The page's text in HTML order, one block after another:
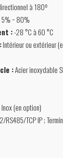
à 180º
5% ~ 80%
:-28 °C à 60 °C
Intérieur ou extérieur
:Acier inoxydable
(en option)
RS485/TCP IP ;